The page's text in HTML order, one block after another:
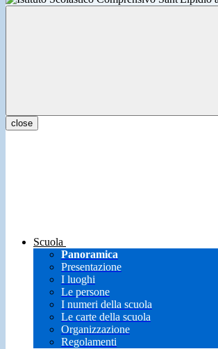
close
Scuola
Panoramica
Presentazione
I luoghi
Le persone
I numeri della scuola
Le carte della scuola
Organizzazione
Regolamenti